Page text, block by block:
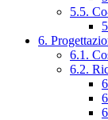
5.5.
6.
6.1.
6.2.